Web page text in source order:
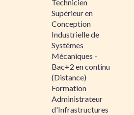
Technicien
Supérieur en
Conception
Industrielle de
Systèmes
Mécaniques -
Bac+2 en continu
(Distance)
Formation
Administrateur
d'Infrastructures